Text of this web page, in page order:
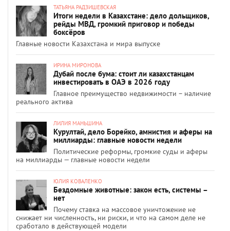
ТАТЬЯНА РАДЗИШЕВСКАЯ
Итоги недели в Казахстане: дело дольщиков,
рейды МВД, громкий приговор и победы
боксёров
Главные новости Казахстана и мира выпуске
ИРИНА МИРОНОВА
Дубай после бума: стоит ли казахстанцам
инвестировать в ОАЭ в 2026 году
Главное преимущество недвижимости – наличие
реального актива
ЛИЛИЯ МАНЬШИНА
Курултай, дело Борейко, амнистия и аферы на
миллиарды: главные новости недели
Политические реформы, громкие суды и аферы
на миллиарды — главные новости недели
ЮЛИЯ КОВАЛЕНКО
Бездомные животные: закон есть, системы –
нет
Почему ставка на массовое уничтожение не
снижает ни численность, ни риски, и что на самом деле не
сработало в действующей модели